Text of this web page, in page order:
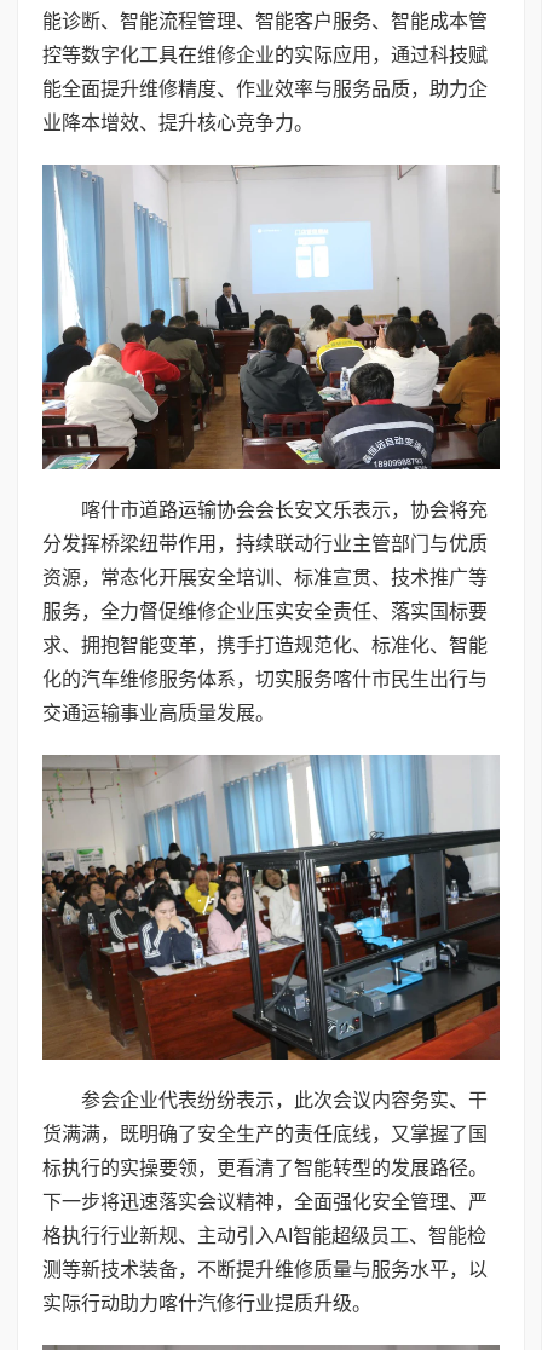
能诊断、智能流程管理、智能客户服务、智能成本管
控等数字化工具在维修企业的实际应用，通过科技赋
能全面提升维修精度、作业效率与服务品质，助力企
业降本增效、提升核心竞争力。
喀什市道路运输协会会长安文乐表示，协会将充
分发挥桥梁纽带作用，持续联动行业主管部门与优质
资源，常态化开展安全培训、标准宣贯、技术推广等
服务，全力督促维修企业压实安全责任、落实国标要
求、拥抱智能变革，携手打造规范化、标准化、智能
化的汽车维修服务体系，切实服务喀什市民生出行与
交通运输事业高质量发展。
参会企业代表纷纷表示，此次会议内容务实、干
货满满，既明确了安全生产的责任底线，又掌握了国
标执行的实操要领，更看清了智能转型的发展路径。
下一步将迅速落实会议精神，全面强化安全管理、严
格执行行业新规、主动引入AI智能超级员工、智能检
测等新技术装备，不断提升维修质量与服务水平，以
实际行动助力喀什汽修行业提质升级。